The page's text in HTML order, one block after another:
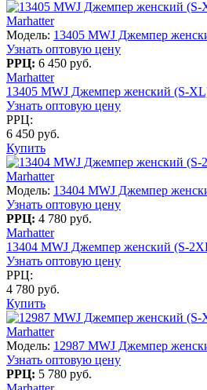
Marhatter
Модель: 13405 MWJ Джемпер
Узнать оптовую цену
РРЦ: 6 450 руб.
Marhatter
13405 MWJ Джемпер женский (S-
Узнать оптовую цену
РРЦ:
6 450 руб.
Купить
Marhatter
Модель: 13404 MWJ Джемпер
Узнать оптовую цену
РРЦ: 4 780 руб.
Marhatter
13404 MWJ Джемпер женский (S-
Узнать оптовую цену
РРЦ:
4 780 руб.
Купить
Marhatter
Модель: 12987 MWJ Джемпер
Узнать оптовую цену
РРЦ: 5 780 руб.